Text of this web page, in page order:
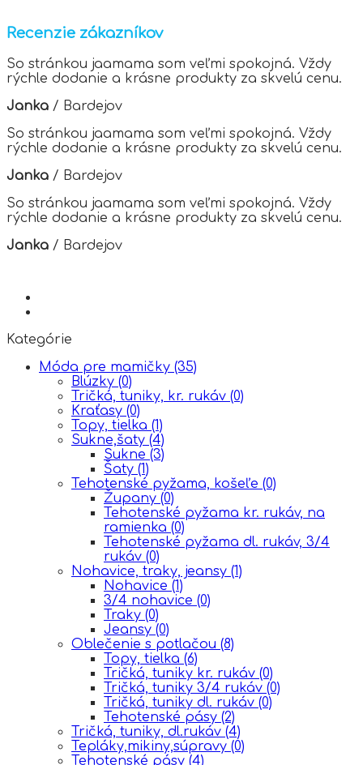
variants.
The
options
may
be
chosen
on
the
product
page
Recenzie zákazníkov
So stránkou jaamama som veľmi spokojná. Vždy
rýchle dodanie a krásne produkty za skvelú cenu.
Janka / Bardejov
So stránkou jaamama som veľmi spokojná. Vždy
rýchle dodanie a krásne produkty za skvelú cenu.
Janka / Bardejov
So stránkou jaamama som veľmi spokojná. Vždy
rýchle dodanie a krásne produkty za skvelú cenu.
Janka / Bardejov
Kategórie
Móda pre mamičky (35)
Blúzky (0)
Tričká, tuniky, kr. rukáv (0)
Kraťasy (0)
Topy, tielka (1)
Sukne,šaty (4)
Sukne (3)
Šaty (1)
Tehotenské pyžama, košeľe (0)
Župany (0)
Tehotenské pyžama kr. rukáv, na
ramienka (0)
Tehotenské pyžama dl. rukáv, 3/4
rukáv (0)
Nohavice, traky, jeansy (1)
Nohavice (1)
3/4 nohavice (0)
Traky (0)
Jeansy (0)
Oblečenie s potlačou (8)
Topy, tielka (6)
Tričká, tuniky kr. rukáv (0)
Tričká, tuniky 3/4 rukáv (0)
Tričká, tuniky dl. rukáv (0)
Tehotenské pásy (2)
Tričká, tuniky, dl.rukáv (4)
Tepláky,mikiny,súpravy (0)
Tehotenské pásy (4)